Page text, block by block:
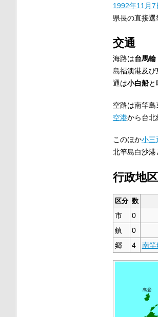
1992年11月7
県長の直接選
交通
海路は台馬輪
島福澳港及び
通は小白船と
空路は南竿
空港から台北
このほか小三
北竿島白沙港
行政地区
区分 数
市
0
鎮
0
郷
4 南竿